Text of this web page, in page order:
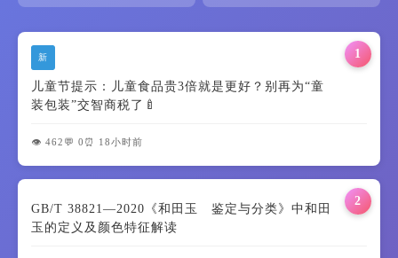
1
新
儿童节提示：儿童食品贵3倍就是更好？别再为“童
装包装”交智商税了🍼
👁️ 462 💬 0 ⏰ 18小时前
2
GB/T 38821—2020《和田玉 鉴定与分类》中和田
玉的定义及颜色特征解读